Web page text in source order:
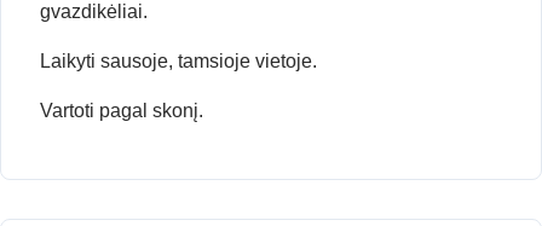
gvazdikėliai.
Laikyti sausoje, tamsioje vietoje.
Vartoti pagal skonį.